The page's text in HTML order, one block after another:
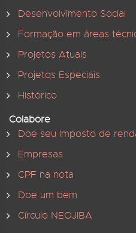
Desenvolvimento Social
Formação em áreas
Projetos Atuais
Projetos Especiais
Histórico
Colabore
Doe seu Imposto de
Empresas
CPF na nota
Doe um bem
Círculo NEOJIBA